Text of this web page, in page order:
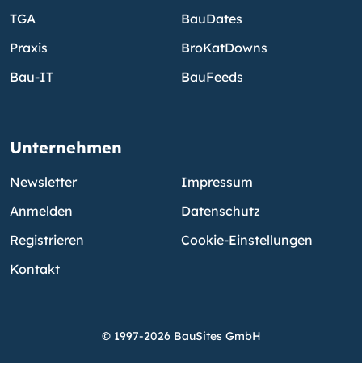
TGA
Praxis
Bau-IT
BauDates
BroKatDowns
BauFeeds
Unternehmen
Newsletter
Anmelden
Registrieren
Kontakt
Impressum
Datenschutz
Cookie-Einstellungen
© 1997-2026 BauSites GmbH